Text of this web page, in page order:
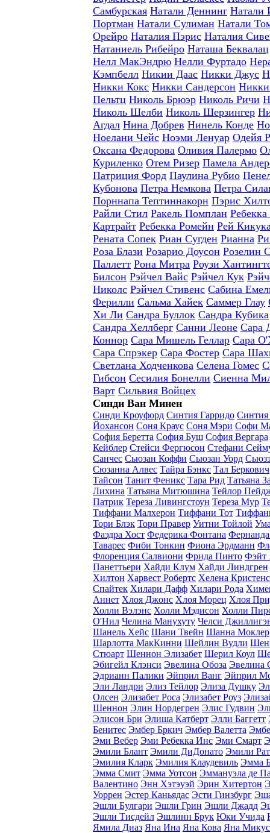
Самбурская Натали Деннинг Натали
Портман Натали Сулиман Натали
Орейро Наталия Пэрис Наталия
Натаниель Рибейро Наташа Беквалац
Нелл МакЭндрю Нелли Фуртадо
Кэмпбелл Никии Даас Никки Джус
Никки Кокс Никки Сандерсон
Пельтц Николь Брюэр Николь Ричи
Николь Шелби Николь Шерзингер
Агдал Нина Добрев Нинель Конде
Ноелани Чейс Ноэми Ленуар Одейя
Оксана Федорова Оливия Палермо
Куриленко Отем Ризер Памела
Патриция Форд Паулина Рубио
Кубонова Петра Немкова Петра
Порннапа Тептиннакорн Пэрис
Райли Стил Ракель Помплан
Картрайт Ребекка Ромейн Рей
Рената Сопек Риан Сугден Рианна
Роза Блази Розарио Доусон Розелин
Паллетт Рона Митра Роузи
Билсон Рэйчел Вайс Рэйчел Кук
Николс Рэйчел Стивенс Сабина
Ферилли Сальма Хайек Саммер Глау
Хи Ли Сандра Буллок Сандра Кубика
Сандра Хеллберг Санни Леоне Сара
Коннор Сара Мишель Геллар Сара
Сара Спрэкер Сара Фостер Сара
Светлана Ходченкова Селена Гомес
Гибсон Сесилия Бонелли Сиенна
Варт Сильвия Войцех
Синди Ван Минен
Синди Кроуфорд Синтия Гарридо
Йохансон Соня Краус Соня Мэри Софи
София Беретта София Буш София Вергара
Кейблер Стейси Фергюсон Стефани
Санчес Сьюзан Коффи Сьюзан Уорд
Сюзанна Алвес Тайра Бэнкс Тал Беркович
Тайсон Танит Феникс Тара Рид Татьяна
Лихина Татьяна Митюшина Тейлор
Патрик Тереза Ливингстоун Тереза Мур
Тиффани Малхерон Тиффани Тот
Тори Блэк Тори Правер Уитни Тойлой
Фаэдра Хост Федерика Фонтана
Таварес Фиби Тонкин Фиона Эрдманн
Флоренция Салвиони Фрида Пинто Фэйт
Панеттьери Хайди Клум Хайди Линдгрен
Хилтон Харвест Робертс Хелена
Спайтек Хилари Дафф Хилари Рода
Аннет Хлоя Джонс Хлоя Морец Хлоя
Холли Вэлэнс Холли Мэдисон Холли
O'Нил Челина Манухуту Челси
Шанель Хейс Шани Твейн Шанна Моклер
Шарлотта МакКинни Шейлин Вудли
Стюарт Шеннон Элизабет Шерил Коул
Эбигейл Клэнси Эвелина Обоза Эвелина
Эдрианн Палики Эйприл Ванг Эйприл
Эли Ландри Элиз Тейлор Элиза Душку
Олсен Элизабет Роса Элизабет Роуз
Шеннон Элин Нордегрен Элис Гудвин
Элисон Бри Элиша Катберт Элли Баггетт
Бенитес Эмбер Бркич Эмбер Валетта
Эми Вебер Эми Ребекка Инс Эми Смарт
Эмили Блант Эмили ДиДонато Эмили
Эмилия Кларк Эмилия Клаудевиль Эмма
Эмма Смит Эмма Уотсон Эммануэла де
Валентино Энн Хэтэуэй Эрин Хитертон
Уоррен Эстер Каньядаc Эсти Гинзбург
Эшли Булгари Эшли Грин Эшли Джадд
Эшли Тисдейл Эшлинн Брук Юки Учида
Ямила Диаз Яна Ина Яна Кова Яна